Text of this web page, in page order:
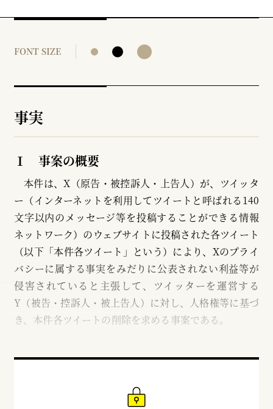
FONT SIZE
事実
Ⅰ 事案の概要
本件は、X（原告・被控訴人・上告人）が、ツイッタ
ー（インターネットを利用してツイートと呼ばれる140
文字以内のメッセージ等を投稿することができる情報
ネットワーク）のウェブサイトに投稿された各ツイート
（以下「本件各ツイート」という）により、Xのプライ
バシーに属する事実をみだりに公表されない利益等が
侵害されていると主張して、ツイッターを運営する
Y（被告・控訴人・被上告人）に対し、人格権等に基づ
き、本件各ツイートの削除を求める事案である。